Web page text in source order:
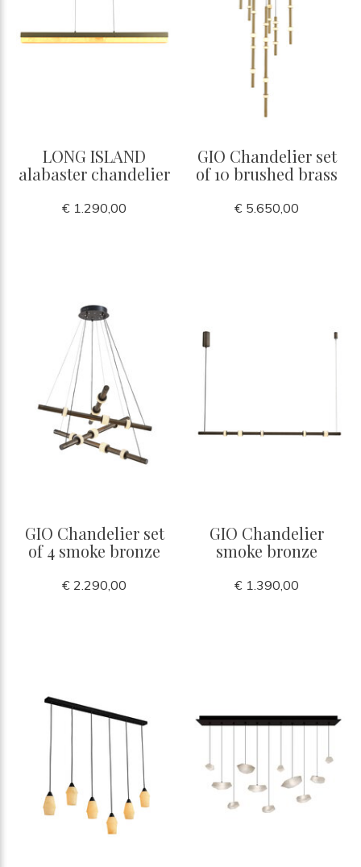
LONG ISLAND
alabaster chandelier
€ 1.290,00
GIO Chandelier set
of 10 brushed brass
€ 5.650,00
GIO Chandelier set
of 4 smoke bronze
€ 2.290,00
GIO Chandelier
smoke bronze
€ 1.390,00